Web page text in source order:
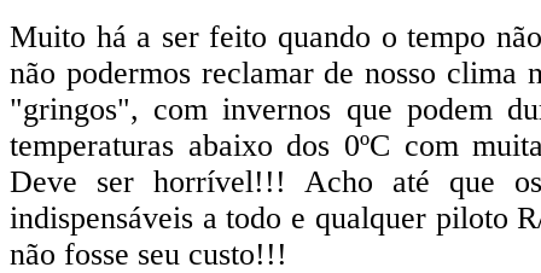
Muito há a ser feito quando o tempo
não podermos reclamar de nosso clima
"gringos", com invernos que podem
temperaturas abaixo dos 0ºC com
Deve ser horrível!!! Acho até que
indispensáveis a todo e qualquer piloto
não fosse seu custo!!!